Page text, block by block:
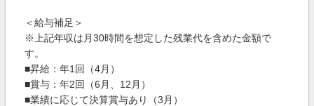
＜給与補足＞
※上記年収は月30時間を想定した残業代を含めた金額で
す。
■昇給：年1回（4月）
■賞与：年2回（6月、12月）
■業績に応じて決算賞与あり（3月）